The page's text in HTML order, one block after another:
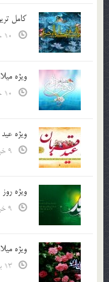
کامل
ویژه
ویژه
ویژه
ویژه